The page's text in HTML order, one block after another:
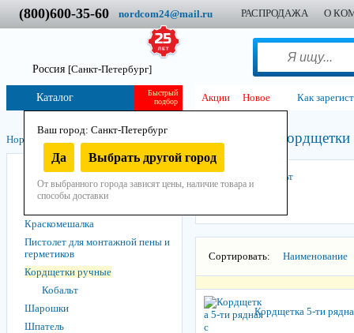
(800)600-35-60 nordcom24@mail.ru РАСПРОДАЖА О
Россия [Санкт-Петербург]
Ваш город: Санкт-Петербург
Да Выбрать другой город
От выбранного города зависят цены, наличие товара и
способы доставки
Быстрый
подбор
Каталог Акции Новое Как
Нордком Инструмент Ручной / Малярный и отделочный
Кисть
Валики, ролики и шубки
Краскомешалка
Пистолет для монтажной пены и
герметиков
Кордщетки ручные
Кобальт
Шарошки
Шпатель
Кобальт
Сортировать: Наименование
Кордщетка 5-ти